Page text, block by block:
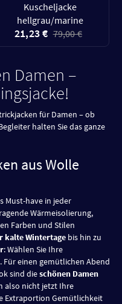
Kuscheljacke
hellgrau/marine
21,23 € 79,00 €
Damen –
für Damen – ob
halten Sie das ganze
aus Wolle
Must-have in jeder
Wärmeisolierung,
Farben und Stilen
kalte Wintertage bis hin zu
: Wählen Sie Ihre
Für einen gemütlichen Abend
sind dieschönen Damen
also nicht jetzt Ihre
Extraportion Gemütlichkeit